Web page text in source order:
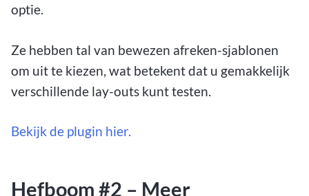
optie.
Ze hebben tal van bewezen afreken-sjablonen
om uit te kiezen, wat betekent dat u gemakkelijk
verschillende lay-outs kunt testen.
Bekijk de plugin hier.
Hefboom #2 – Meer